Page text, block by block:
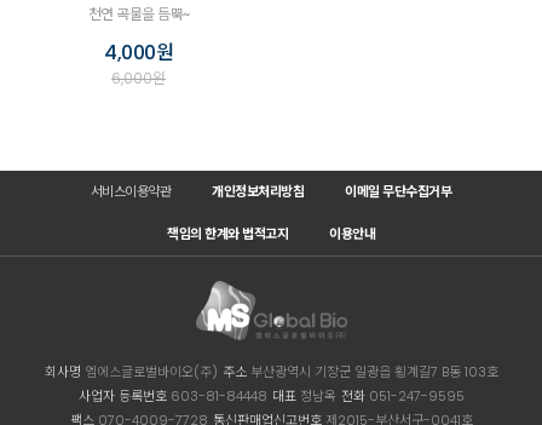
천연 곡물을 듬뿍~
4,000원
6,000원
서비스이용약관 개인정보처리방침 이메일 무단수집거부
책임의 한계와 법적고지 이용안내
회사명 엠에스글로벌바이오(주) 주소부산광역시 기장군 일광읍 횡계길7 B동 103호
사업자 등록번호603-81-84448 대표정남옥 전화051-247-9595
팩스070-4009-7728 통신판매업신고번호제2015-부산서구-0041호